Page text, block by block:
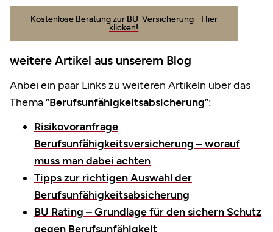
Kostenlose Beratung zur BU-Versicherung - Hier
klicken!
weitere Artikel aus unserem Blog
Anbei ein paar Links zu weiteren Artikeln über das
Thema “Berufsunfähigkeitsabsicherung“:
Risikovoranfrage
Berufsunfähigkeitsversicherung – worauf
muss man dabei achten
Tipps zur richtigen Auswahl der
Berufsunfähigkeitsabsicherung
BU Rating – Grundlage für den sichern Schutz
gegen Berufsunfähigkeit